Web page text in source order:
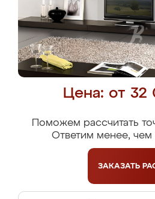
Цена: от 32
Поможем рассчитать
Ответим менее, чем
ЗАКАЗАТЬ